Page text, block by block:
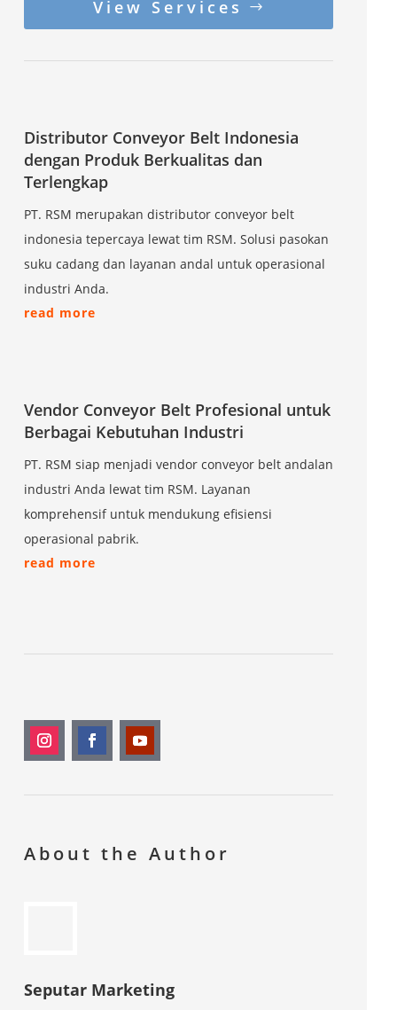
View Services
Distributor Conveyor Belt Indonesia
dengan Produk Berkualitas dan
Terlengkap
PT. RSM merupakan distributor conveyor belt
indonesia tepercaya lewat tim RSM. Solusi pasokan
suku cadang dan layanan andal untuk operasional
industri Anda.
read more
Vendor Conveyor Belt Profesional untuk
Berbagai Kebutuhan Industri
PT. RSM siap menjadi vendor conveyor belt andalan
industri Anda lewat tim RSM. Layanan
komprehensif untuk mendukung efisiensi
operasional pabrik.
read more
About the Author
Seputar Marketing